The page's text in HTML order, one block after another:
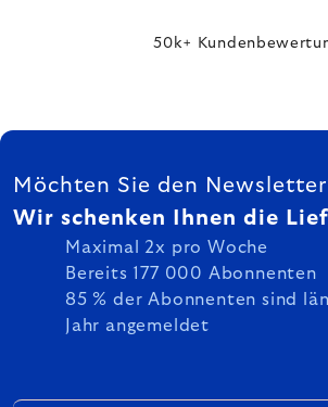
50k+
FUSSZEILE
Möchten Sie den
Wir schenken Ihnen die
Maximal 2x pro Woche
Bereits 177 000 Abonnenten
85 % der Abonnenten sind
Jahr angemeldet